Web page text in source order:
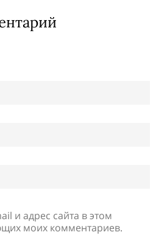
и адрес сайта в этом
моих комментариев.